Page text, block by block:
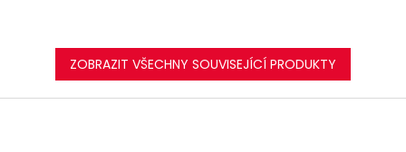
ZOBRAZIT VŠECHNY SOUVISEJÍCÍ PRODUKTY
Z